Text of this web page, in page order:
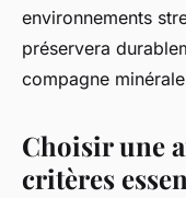
environnements
préservera
compagne
Choisir une
critères